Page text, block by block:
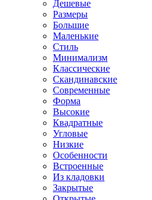
Дешевые
Размеры
Большие
Маленькие
Стиль
Минимализм
Классические
Скандинавские
Современные
Форма
Высокие
Квадратные
Угловые
Низкие
Особенности
Встроенные
Из кладовки
Закрытые